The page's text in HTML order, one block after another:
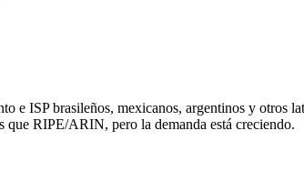
e ISP brasileños, mexicanos, argentinos y otros
RIPE/ARIN, pero la demanda está creciendo.